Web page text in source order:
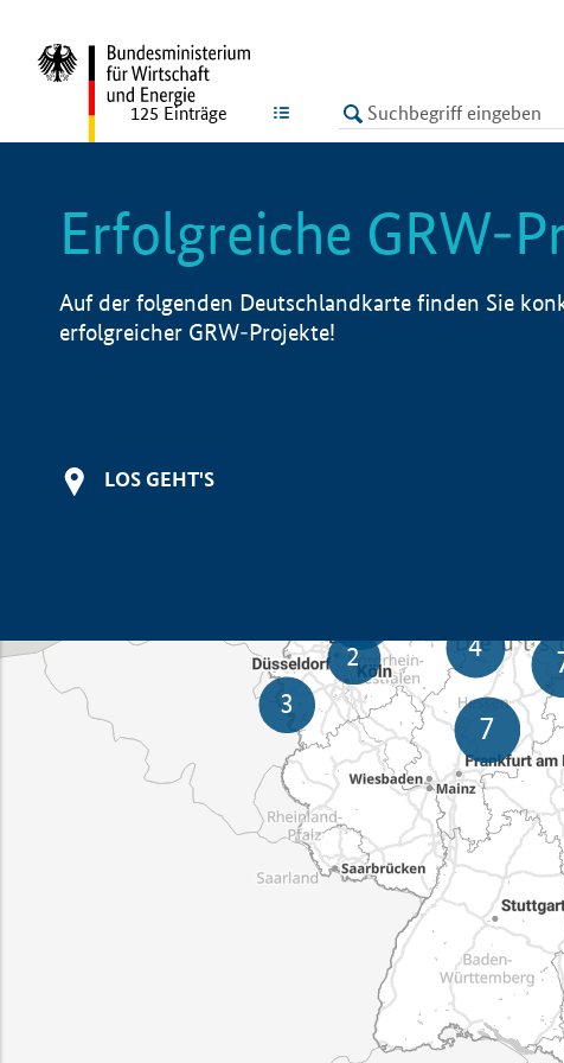
LISTE
125 Einträge
Erfolgreiche GRW-
Auf der folgenden Deutschlandkarte finden Sie
erfolgreicher GRW-Projekte!
LOS GEHT'S